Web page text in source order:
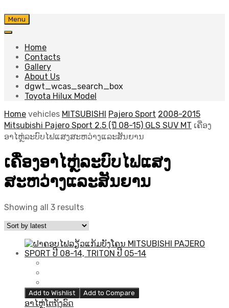
Skip
to
Menu
Home
Contacts
Gallery
About Us
dgwt_wcas_search_box
Toyota Hilux Model
Home vehicles MITSUBISHI Pajero Sport 2008-2015
Mitsubishi Pajero Sport 2.5 (ปี 08-15) GLS SUV MT ເຄື່ອງ
ອາໄຫຼ່ລະບົບໄຟແສງສະຫວ່າງແລະສັນຍານ
ເຄື່ອງອາໄຫຼ່ລະບົບໄຟແສງ
ສະຫວ່າງແລະສັນຍານ
Showing all 3 resultsSorted
latest
Add to Wishlist Add to Compare
ອາໄຫຼ່ໂຕຖັງລົດ